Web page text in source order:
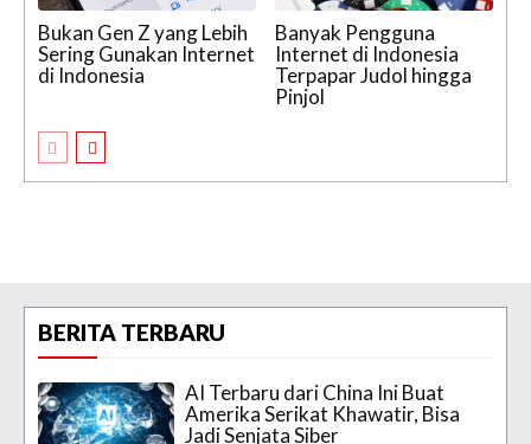
Bukan Gen Z yang Lebih
Sering Gunakan Internet
di Indonesia
Banyak Pengguna
Internet di Indonesia
Terpapar Judol hingga
Pinjol
BERITA TERBARU
AI Terbaru dari China Ini Buat
Amerika Serikat Khawatir, Bisa
Jadi Senjata Siber